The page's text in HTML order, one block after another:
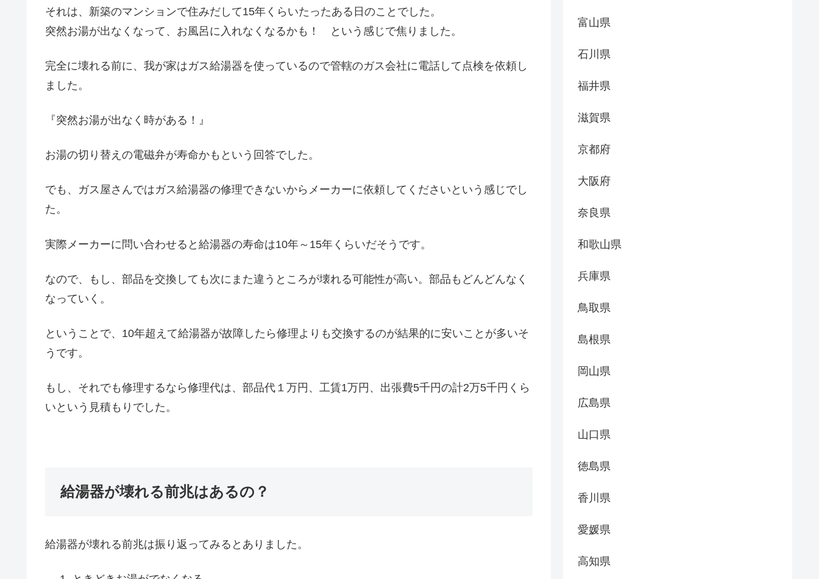
それは、新築のマンションで住みだして15年くらいたったある日のことでした。
突然お湯が出なくなって、お風呂に入れなくなるかも！ という感じで焦りました。
完全に壊れる前に、我が家はガス給湯器を使っているので管轄のガス会社に電話して点検を依頼し
ました。
『突然お湯が出なく時がある！』
お湯の切り替えの電磁弁が寿命かもという回答でした。
でも、ガス屋さんではガス給湯器の修理できないからメーカーに依頼してくださいという感じでし
た。
実際メーカーに問い合わせると給湯器の寿命は10年～15年くらいだそうです。
なので、もし、部品を交換しても次にまた違うところが壊れる可能性が高い。部品もどんどんなく
なっていく。
ということで、10年超えて給湯器が故障したら修理よりも交換するのが結果的に安いことが多いそ
うです。
もし、それでも修理するなら修理代は、部品代１万円、工賃1万円、出張費5千円の計2万5千円くら
いという見積もりでした。
給湯器が壊れる前兆はあるの？
給湯器が壊れる前兆は振り返ってみるとありました。
富山県
石川県
福井県
滋賀県
京都府
大阪府
奈良県
和歌山県
兵庫県
鳥取県
島根県
岡山県
広島県
山口県
徳島県
香川県
愛媛県
高知県